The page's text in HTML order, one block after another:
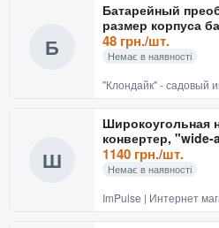
Б
Батарейный
размер корпуса
48 грн./шт.
Немає в наявності
Ш
Широкоугольная
конвертер,
0.45x
1140 грн./шт.
Немає в наявності
ImPulse | Интернет